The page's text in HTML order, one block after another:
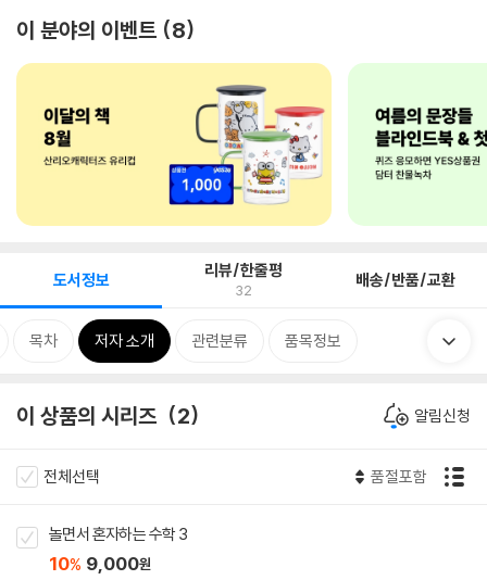
이 분야의 이벤트 8
도서정보 리뷰/한줄평
32 배송/반품/교환
목차 저자 소개 관련분류 품목정보
이 상품의 시리즈 2 알림신청
전체선택 품절포함
놀면서 혼자하는 수학 3
10% 9,000원